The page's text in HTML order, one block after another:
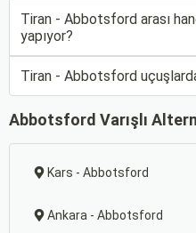
Tiran - Abbotsford arası
yapıyor?
Tiran - Abbotsford
Abbotsford Varışlı
Kars - Abbotsford
Ankara - Abbotsford